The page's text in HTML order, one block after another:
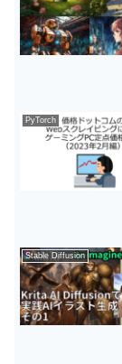
PyTorch
Stable Diffusion